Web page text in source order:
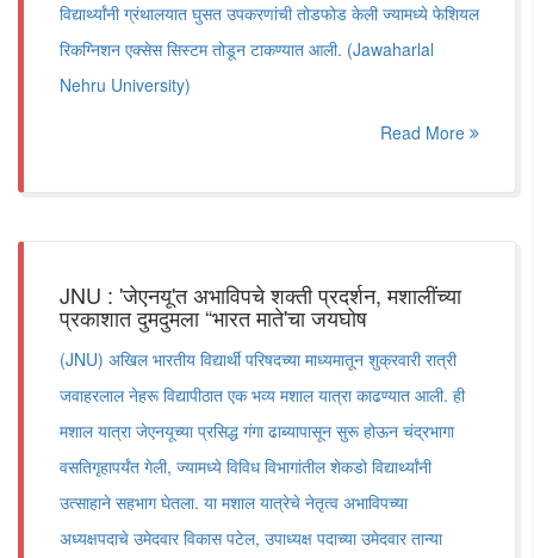
विद्यार्थ्यांनी ग्रंथालयात घुसत उपकरणांची तोडफोड केली ज्यामध्ये फेशियल
रिकग्निशन एक्सेस सिस्टम तोडून टाकण्यात आली. (Jawaharlal
Nehru University)
Read More
JNU : 'जेएनयू'त अभाविपचे शक्ती प्रदर्शन, मशालींच्या
प्रकाशात दुमदुमला “भारत माते'चा जयघोष
(JNU) अखिल भारतीय विद्यार्थी परिषदच्या माध्यमातून शुक्रवारी रात्री
जवाहरलाल नेहरू विद्यापीठात एक भव्य मशाल यात्रा काढण्यात आली. ही
मशाल यात्रा जेएनयूच्या प्रसिद्ध गंगा ढाब्यापासून सुरू होऊन चंद्रभागा
वसतिगृहापर्यंत गेली, ज्यामध्ये विविध विभागांतील शेकडो विद्यार्थ्यांनी
उत्साहाने सहभाग घेतला. या मशाल यात्रेचे नेतृत्व अभाविपच्या
अध्यक्षपदाचे उमेदवार विकास पटेल, उपाध्यक्ष पदाच्या उमेदवार तान्या